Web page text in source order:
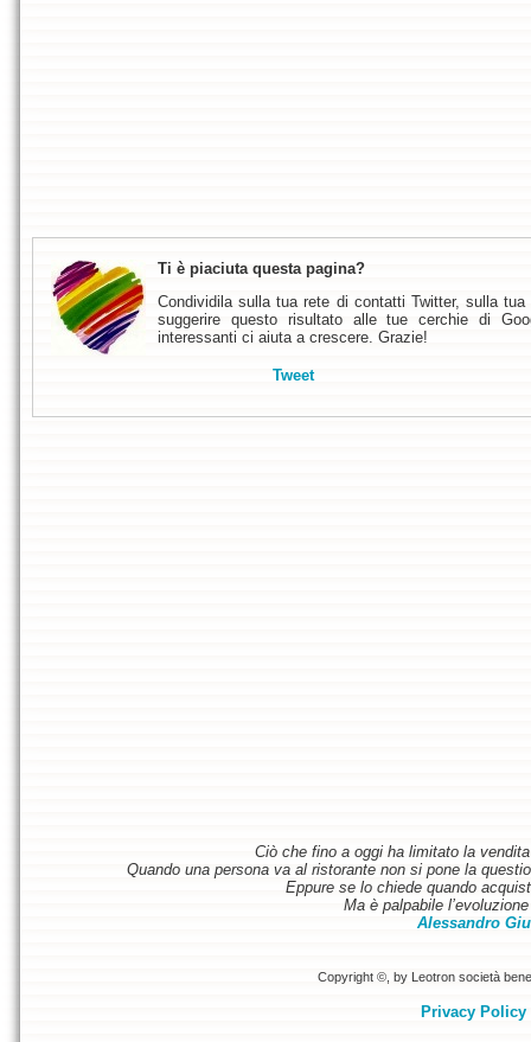
Ti è piaciuta questa pagina?
Condividila sulla tua rete di contatti Twitter, sulla
suggerire questo risultato alle tue cerchie di
interessanti ci aiuta a crescere. Grazie!
Tweet
Ciò che fino a oggi ha limitato la
Quando una persona va al ristorante non si pone la
Eppure se lo chiede quando
Ma è palpabile
Alessandro
Copyright ©, by Leotron società
Privacy Policy